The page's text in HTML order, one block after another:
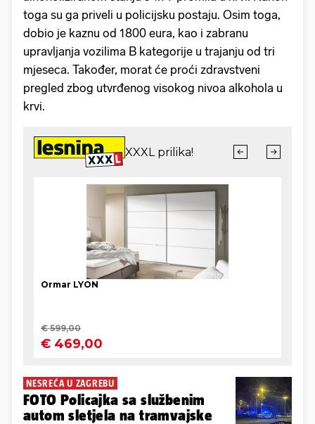
toga su ga priveli u policijsku postaju. Osim toga,
dobio je kaznu od 1800 eura, kao i zabranu
upravljanja vozilima B kategorije u trajanju od tri
mjeseca. Također, morat će proći zdravstveni
pregled zbog utvrđenog visokog nivoa alkohola u
krvi.
NESREĆA U ZAGREBU
FOTO Policajka sa službenim
autom sletjela na tramvajske